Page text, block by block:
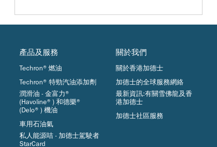
產品及服務
Techron®燃油
Techron® 特勁汽油添加劑
潤滑油 - 金富力®
(Havoline®) 和德樂®
(Delo®) 機油
車用石油氣
私人能源咭 - 加德士駕駛者
StarCard
關於我們
關於香港加德士
加德士的全球服務網絡
最新資訊:有關雪佛龍及香
港加德士
加德士社區服務